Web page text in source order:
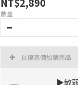
數量
以優惠價加購商品
▶敏